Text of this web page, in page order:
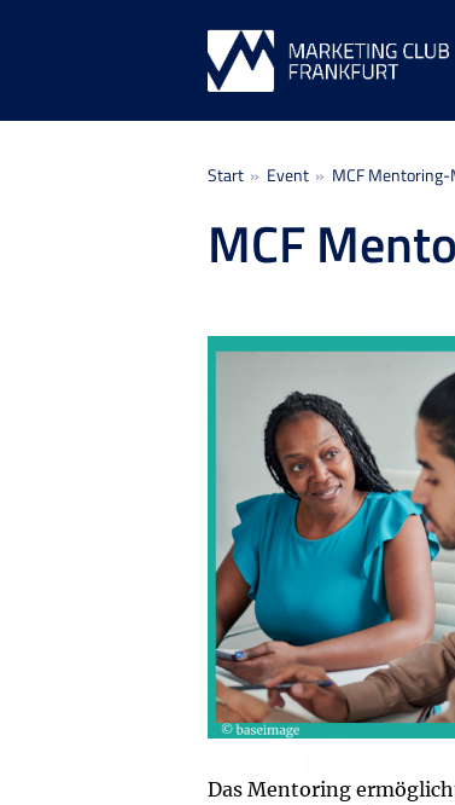
Sie befinden sich hier:
Start Event MCF
MCF
Das Mentoring